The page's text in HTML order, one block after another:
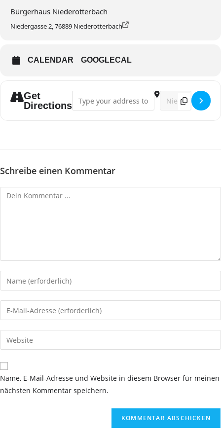
Bürgerhaus Niederotterbach
Niedergasse 2, 76889 Niederotterbach
CALENDAR GOOGLECAL
Get
Directions
Address - Frühschoppen []Destination
Schreibe einen Kommentar
Kommentieren
Gib
deinen
Namen
oder
zum
Kommentieren
ein
Gib
deine
E-
Mail-
zum
Kommentieren
ein
Gib
deine
Website-
URL
Name, E-Mail-Adresse und Website in diesem Browser für meinen
nächsten Kommentar speichern.